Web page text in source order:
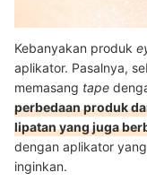
Kebanyakan produk
aplikator. Pasalnya,
memasang tape
perbedaan produk
lipatan yang juga
dengan aplikator
inginkan.